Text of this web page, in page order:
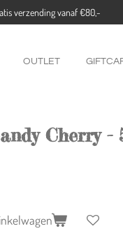
verzending vanaf €80,-
OUTLET
Cherry -